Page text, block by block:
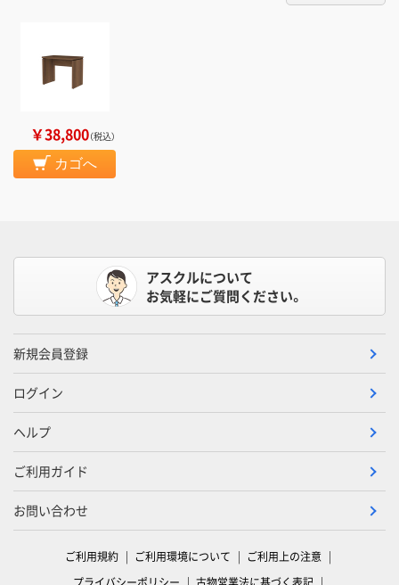
￥38,800（税込）
カゴへ
アスクルについて
お気軽にご質問ください。
新規会員登録
ログイン
ヘルプ
ご利用ガイド
お問い合わせ
ご利用規約 ご利用環境について
ご利用上の注意